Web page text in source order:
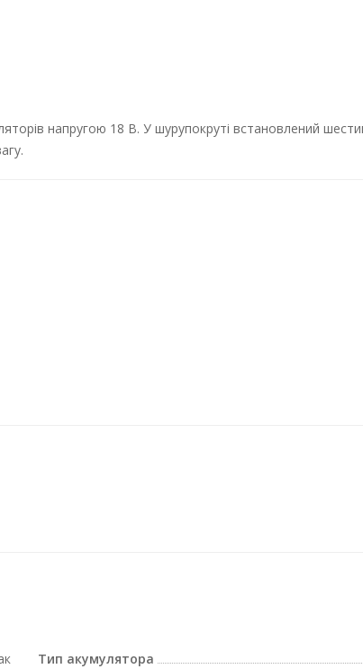
напругою 18 В. У шурупокруті встановлений
Тип акумулятора